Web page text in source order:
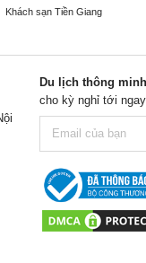
Khách sạn Tiền Giang
Du lịch thông
cho kỳ nghỉ tới